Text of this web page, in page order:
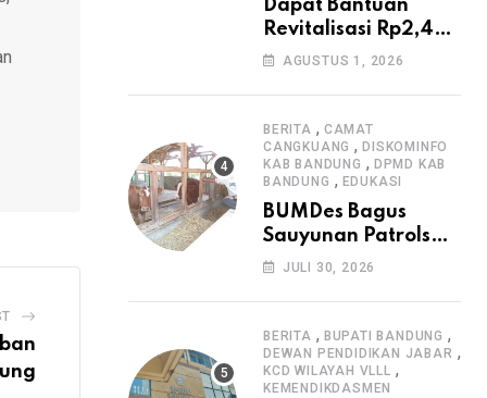
Dapat Bantuan
Revitalisasi Rp2,4
Miliar, SMPN 1
Masyarakat Sambut
Antusias
AGUSTUS 1, 2026
BERITA , CAMAT
CANGKUANG ,DISKOMINFO
KAB BANDUNG , DPMD KAB
BANDUNG , EDUKASI
BUMDes Bagus
Sauyunan Patrolsari
Alokasikan 20
untuk Ketahanan
Pangan Hewani dan
Nabati
JULI 30, 2026
BERITA , BUPATI BANDUNG ,
DEWAN PENDIDIKAN JABAR ,
KCD WILAYAH VLLL ,
KEMENDIKDASMEN